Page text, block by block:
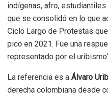
indígenas, afro,
que se consolidó en lo que
Ciclo Largo de Protestas
pico en 2021. Fue una
representado por el
La referencia es a Álvaro
derecha colombiana desde